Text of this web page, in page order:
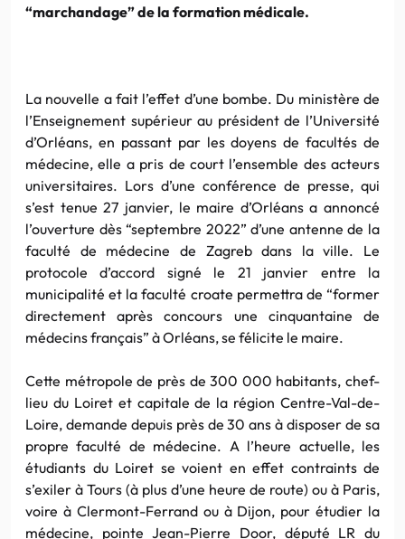
“marchandage” de la formation médicale.
La nouvelle a fait l’effet d’une bombe. Du ministère de
l’Enseignement supérieur au président de l’Université
d’Orléans, en passant par les doyens de facultés de
médecine, elle a pris de court l’ensemble des acteurs
universitaires. Lors d’une conférence de presse, qui
s’est tenue 27 janvier, le maire d’Orléans a annoncé
l’ouverture dès “septembre 2022” d’une antenne de la
faculté de médecine de Zagreb dans la ville. Le
protocole d’accord signé le 21 janvier entre la
municipalité et la faculté croate permettra de “former
directement après concours une cinquantaine de
médecins français” à Orléans, se félicite le maire.
Cette métropole de près de 300 000 habitants, chef-
lieu du Loiret et capitale de la région Centre-Val-de-
Loire, demande depuis près de 30 ans à disposer de sa
propre faculté de médecine. A l’heure actuelle, les
étudiants du Loiret se voient en effet contraints de
s’exiler à Tours (à plus d’une heure de route) ou à Paris,
voire à Clermont-Ferrand ou à Dijon, pour étudier la
médecine, pointe Jean-Pierre Door, député LR du